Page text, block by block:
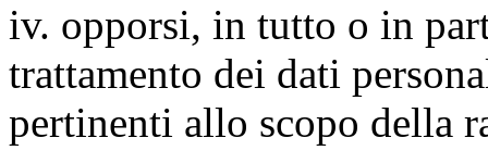
iv. opporsi, in tutto o in
trattamento dei dati
pertinenti allo scopo della